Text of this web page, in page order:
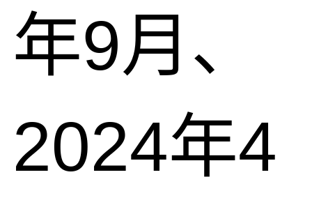
年9月、
2024年4